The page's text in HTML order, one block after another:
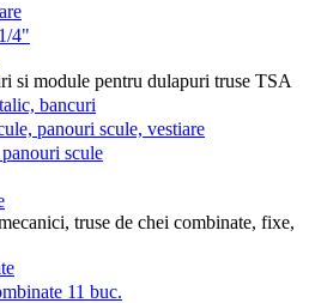
4"
si module pentru dulapuri truse TSA
bancuri
panouri scule, vestiare
scule
truse de chei combinate, fixe,
11 buc.